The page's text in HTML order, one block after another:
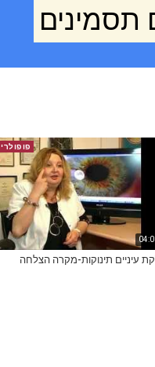
תסמינים
פופולרי
עיניים תינוקות-מקרה הצלחה